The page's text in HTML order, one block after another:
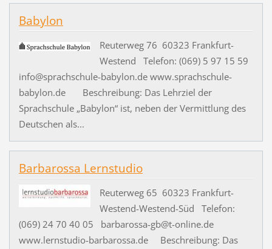
Babylon
Reuterweg 76 60323 Frankfurt-
Westend Telefon: (069) 5 97 15 59
info@sprachschule-babylon.de www.sprachschule-
babylon.de Beschreibung: Das Lehrziel der
Sprachschule „Babylon“ ist, neben der Vermittlung des
Deutschen als...
Barbarossa Lernstudio
Reuterweg 65 60323 Frankfurt-
Westend-Westend-Süd Telefon:
(069) 24 70 40 05 barbarossa-gb@t-online.de
www.lernstudio-barbarossa.de Beschreibung: Das